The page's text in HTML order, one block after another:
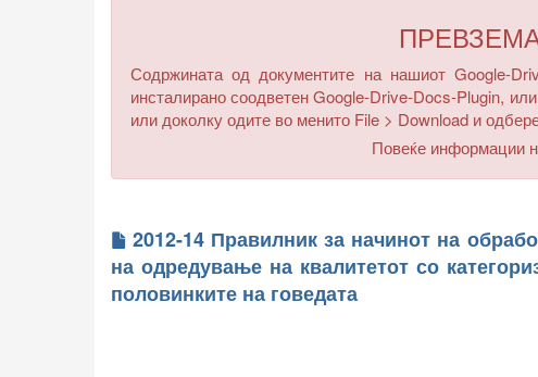
Содржината од документите на нашиот Google-
инсталирано соодветен Google-Drive-Docs-Plugin,
или доколку одите во менито File > Downloadи
Повеќе информации
2012-14 Правилник за начинот на
на одредување на квалитетот со
половинките на говедата